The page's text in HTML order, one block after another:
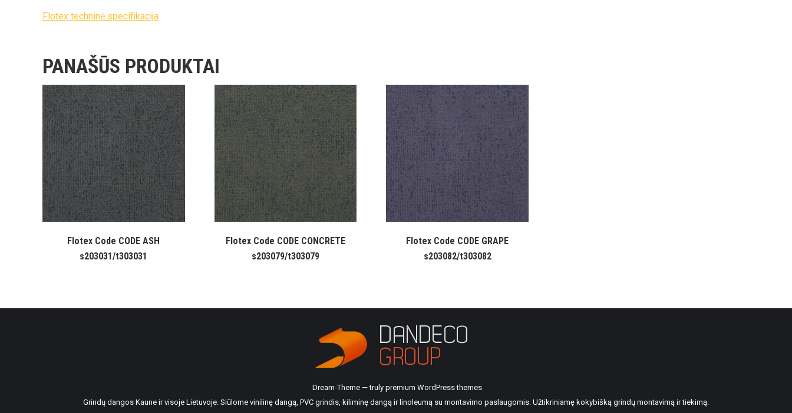
Flotex techninė specifikacija
PANAŠŪS PRODUKTAI
Flotex Code CODE ASH
s203031/t303031
Flotex Code CODE CONCRETE
s203079/t303079
Flotex Code CODE GRAPE
s203082/t303082
Dream-Theme — truly premium WordPress themes
Grindų dangos Kaune ir visoje Lietuvoje. Siūlome vinilinę dangą, PVC grindis, kiliminę dangą ir linoleumą su montavimo paslaugomis. Užtikriniamę kokybišką grindų montavimą ir tiekimą.